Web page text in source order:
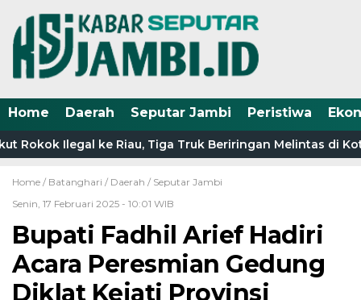
Home Daerah Seputar Jambi Peristiwa
Rokok Ilegal ke Riau, Tiga Truk Beriringan Melintas di
Home / Batanghari / Daerah / Seputar Jambi
Senin, 17 Februari 2025 - 10:01 WIB
Bupati Fadhil Arief Hadiri
Acara Peresmian Gedung
Diklat Kejati Provinsi